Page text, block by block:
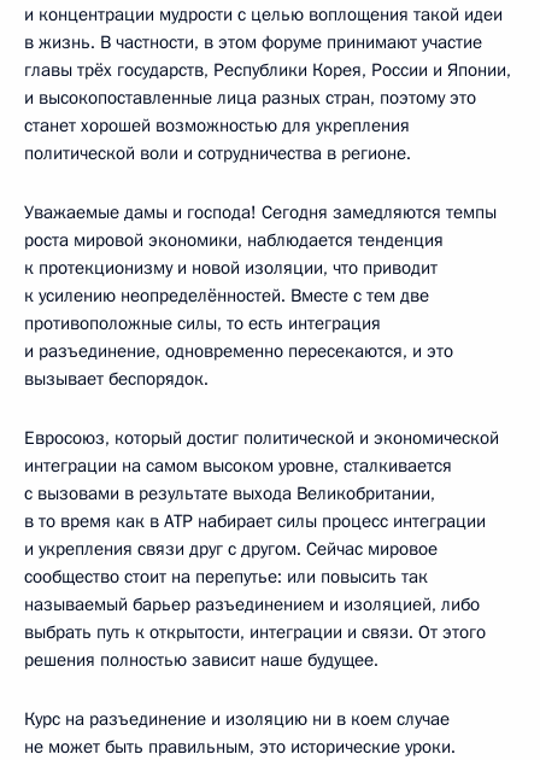
и концентрации мудрости с целью воплощения такой идеи
в жизнь. В частности, в этом форуме принимают участие
главы трёх государств, Республики Корея, России и Японии,
и высокопоставленные лица разных стран, поэтому это
станет хорошей возможностью для укрепления
политической воли и сотрудничества в регионе.
Уважаемые дамы и господа! Сегодня замедляются темпы
роста мировой экономики, наблюдается тенденция
к протекционизму и новой изоляции, что приводит
к усилению неопределённостей. Вместе с тем две
противоположные силы, то есть интеграция
и разъединение, одновременно пересекаются, и это
вызывает беспорядок.
Евросоюз, который достиг политической и экономической
интеграции на самом высоком уровне, сталкивается
с вызовами в результате выхода Великобритании,
в то время как в АТР набирает силы процесс интеграции
и укрепления связи друг с другом. Сейчас мировое
сообщество стоит на перепутье: или повысить так
называемый барьер разъединением и изоляцией, либо
выбрать путь к открытости, интеграции и связи. От этого
решения полностью зависит наше будущее.
Курс на разъединение и изоляцию ни в коем случае
не может быть правильным, это исторические уроки.